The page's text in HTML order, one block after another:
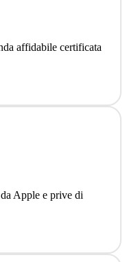
affidabile certificata
Apple e prive di